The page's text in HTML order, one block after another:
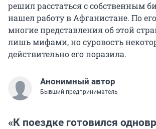
решил расстаться с собственным
нашел работу в Афганистане. По
многие представления об этой
лишь мифами, но суровость
действительно его поразила.
Анонимный автор
Бывший предприниматель
«К поездке готовился